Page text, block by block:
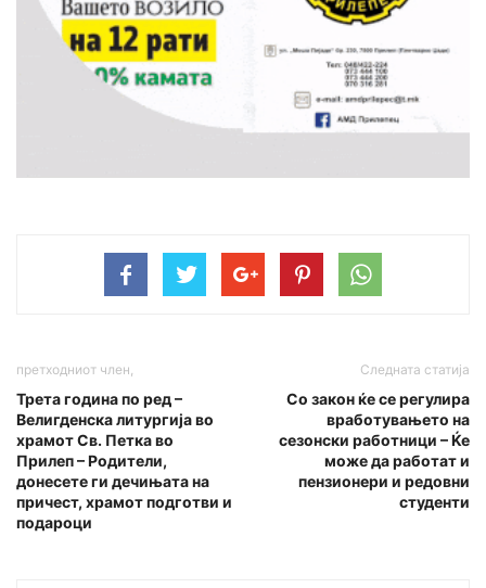
претходниот член,
Трета година по ред –
Велигденска литургија во
храмот Св. Петка во
Прилеп – Родители,
донесете ги дечињата на
причест, храмот подготви и
подароци
Следната статија
Со закон ќе се регулира
вработувањето на
сезонски работници – Ќе
може да работат и
пензионери и редовни
студенти